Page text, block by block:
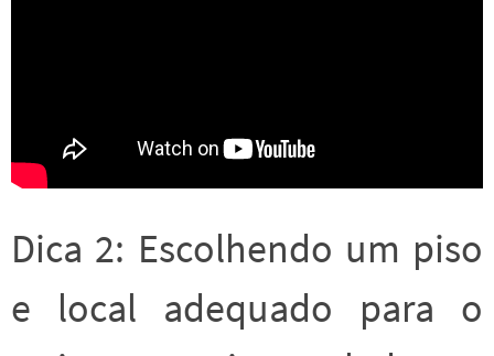
Dica 2: Escolhendo um piso
e local adequado para o